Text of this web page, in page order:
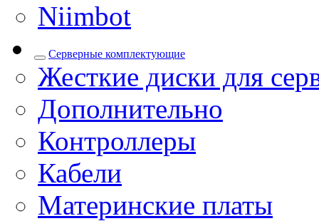
Niimbot
Серверные комплектующие
Жесткие диски для
Дополнительно
Контроллеры
Кабели
Материнские платы